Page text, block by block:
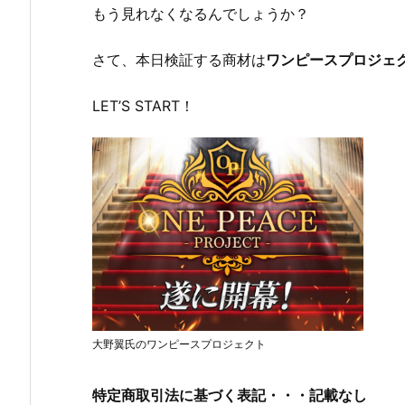
もう見れなくなるんでしょうか？
さて、本日検証する商材はワンピースプロジェ
LET’S START！
大野翼氏のワンピースプロジェクト
特定商取引法に基づく表記・・・記載なし